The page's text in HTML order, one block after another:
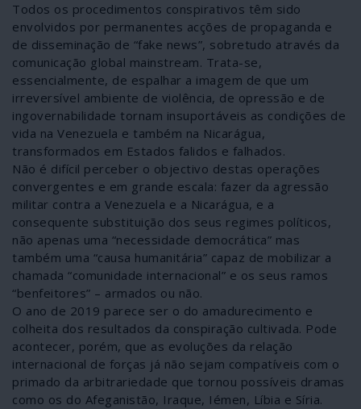
Todos os procedimentos conspirativos têm sido
envolvidos por permanentes acções de propaganda e
de disseminação de “fake news”, sobretudo através da
comunicação global mainstream. Trata-se,
essencialmente, de espalhar a imagem de que um
irreversível ambiente de violência, de opressão e de
ingovernabilidade tornam insuportáveis as condições de
vida na Venezuela e também na Nicarágua,
transformados em Estados falidos e falhados.
Não é difícil perceber o objectivo destas operações
convergentes e em grande escala: fazer da agressão
militar contra a Venezuela e a Nicarágua, e a
consequente substituição dos seus regimes políticos,
não apenas uma “necessidade democrática” mas
também uma “causa humanitária” capaz de mobilizar a
chamada “comunidade internacional” e os seus ramos
“benfeitores” – armados ou não.
O ano de 2019 parece ser o do amadurecimento e
colheita dos resultados da conspiração cultivada. Pode
acontecer, porém, que as evoluções da relação
internacional de forças já não sejam compatíveis com o
primado da arbitrariedade que tornou possíveis dramas
como os do Afeganistão, Iraque, Iémen, Líbia e Síria.